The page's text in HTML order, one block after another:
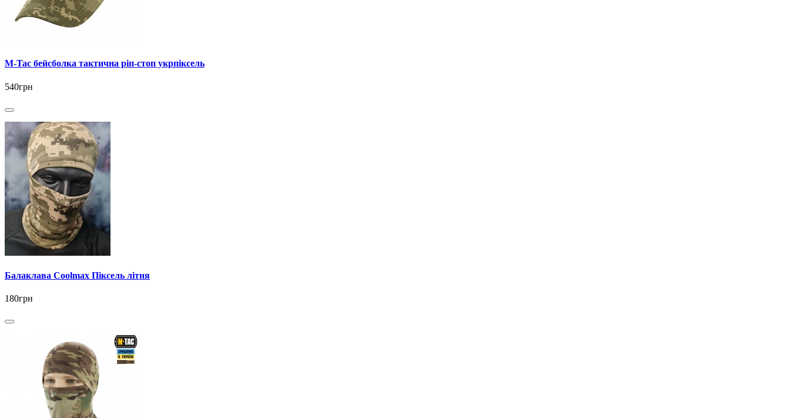
M-Tac бейсболка тактична ріп-стоп укрпіксель
540грн
Балаклава Coolmax Піксель літня
180грн